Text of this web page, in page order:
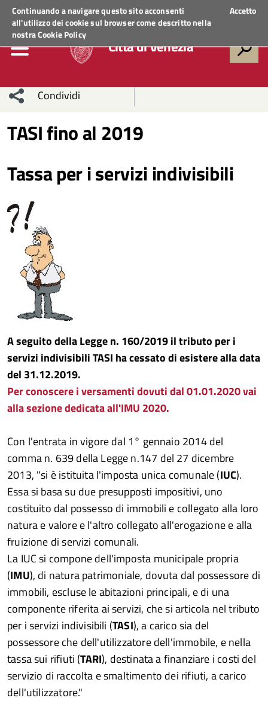
Continuando a navigare questo sito acconsenti
all'utilizzo dei cookie sul browser come descritto nella
nostraCookie Policy
Accetto
Regione VenetoACCEDI AI SERVIZI
Città di Venezia
Condividi
network
Condividi
Condividi
Facebook
su
Condividi
TASI fino al 2019
Tassa per i servizi indivisibili
A seguito della Legge n. 160/2019 il tributo per i
servizi indivisibili TASI ha cessato di esistere alla data
del 31.12.2019.
Per conoscere i versamenti dovuti dal 01.01.2020 vai
alla sezione dedicata all'IMU 2020.
Con l'entrata in vigore dal 1° gennaio 2014 del
comma n. 639 della Legge n.147 del 27 dicembre
2013, "si è istituita l'imposta unica comunale (IUC).
Essa si basa su due presupposti impositivi, uno
costituito dal possesso di immobili e collegato alla loro
natura e valore e l'altro collegato all'erogazione e alla
fruizione di servizi comunali.
La IUC si compone dell'imposta municipale propria
(IMU), di natura patrimoniale, dovuta dal possessore di
immobili, escluse le abitazioni principali, e di una
componente riferita ai servizi, che si articola nel tributo
per i servizi indivisibili (TASI), a carico sia del
possessore che dell'utilizzatore dell'immobile, e nella
tassa sui rifiuti (TARI), destinata a finanziare i costi del
servizio di raccolta e smaltimento dei rifiuti, a carico
dell'utilizzatore."